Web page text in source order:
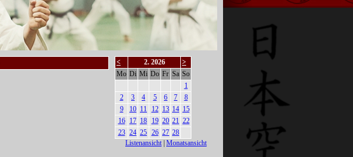
< 2. 2026
>
Mo Di Mi Do Fr Sa So
1
2
3 4 5 6 7
8
9
10 11 12 13 14 15
16
17 18 19 20 21 22
23 24 25 26 27 28
Listenansicht Monatsansicht